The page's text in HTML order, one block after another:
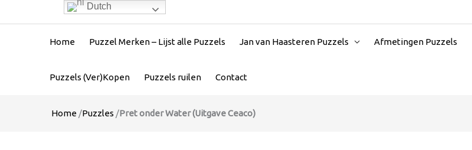
Home Puzzel Merken – Lijst alle Puzzels Jan van Haasteren Puzzels Afmetingen Puzzels
Puzzels (Ver)Kopen Puzzels ruilen Contact
Home /Puzzles /Pret onder Water (Uitgave Ceaco)
Dutch